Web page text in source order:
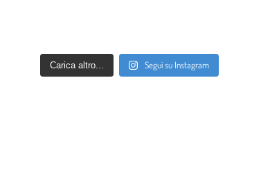
Carica altro... Segui su Instagram